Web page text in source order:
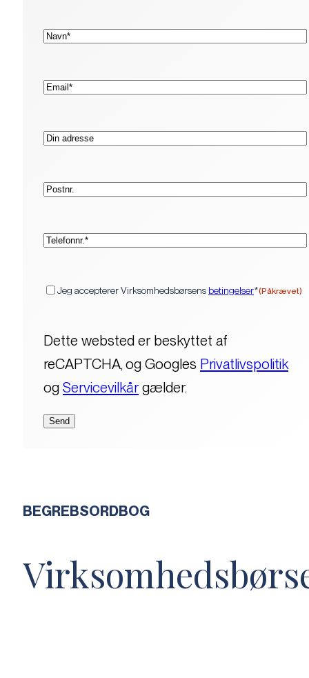
Navn*
E-
mail*
Adresse
Postnr.
Telefon*
Jeg accepterer Virksomhedsbørsens betingelser*(Påkrævet)
Dette websted er beskyttet af
reCAPTCHA, og Googles Privatlivspolitik
og Servicevilkårgælder.
BEGREBSORDBOG